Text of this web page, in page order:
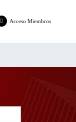
Acceso Miembros